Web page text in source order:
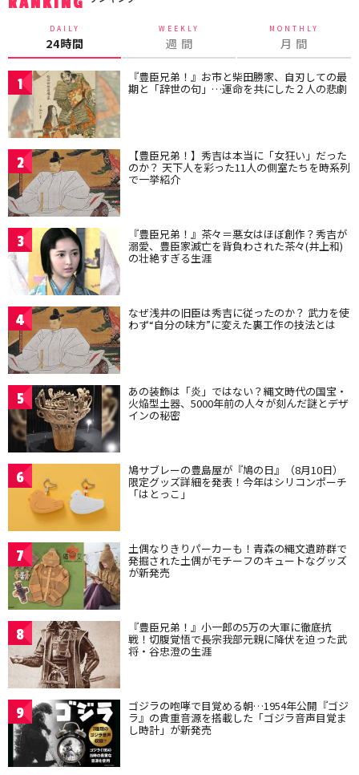
DAILY
24時間
WEEKLY
週 間
MONTHLY
月 間
1 『豊臣兄弟！』お市と柴田勝家、自刃しての最
期と「辞世の句」…運命を共にした２人の悲劇
2 【豊臣兄弟！】秀吉は本当に「女狂い」だった
のか？ 天下人を彩った11人の側室たちを時系列
で一挙紹介
3 『豊臣兄弟！』茶々＝悪女はほぼ創作？秀吉が
溺愛、豊臣家滅亡を背負わされた茶々(井上和)
の壮絶すぎる生涯
4 なぜ浅井の旧臣は秀吉に従ったのか？ 武力を使
わず“自分の味方”に変えた裏工作の技法とは
5 あの装飾は「炎」ではない？縄文時代の国宝・
火焔型土器、5000年前の人々が刻んだ謎とデザ
インの秘密
6 鳩サブレーの豊島屋が『鳩の日』（8月10日）
限定グッズ詳細を発表！今年はシリコンポーチ
「はとっこ」
7 土偶なりきりパーカーも！青森の縄文遺跡群で
発掘された土偶がモチーフのキュートなグッズ
が新発売
8 『豊臣兄弟！』小一郎の5万の大軍に徹底抗
戦！切腹覚悟で長宗我部元親に降伏を迫った武
将・谷忠澄の生涯
9 ゴジラの咆哮で目覚める朝…1954年公開『ゴジ
ラ』の貴重音源を搭載した「ゴジラ音声目覚ま
し時計」が新発売